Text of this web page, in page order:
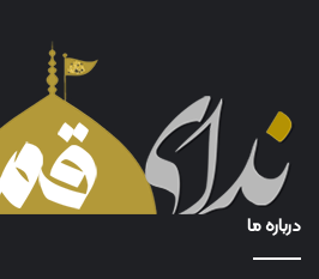
درباره ما